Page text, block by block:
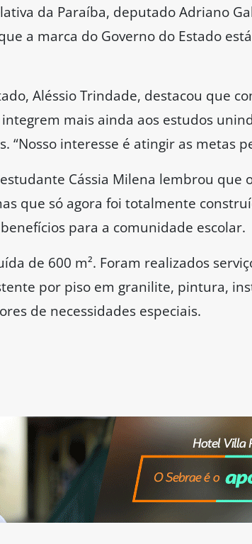
da Paraíba, deputado Adriano
a marca do Governo do Estado
Aléssio Trindade, destacou que
mais ainda aos estudos
“Nosso interesse é atingir as metas
Cássia Milena lembrou que
que só agora foi totalmente
para a comunidade escolar.
de 600 m². Foram realizados
por piso em granilite, pintura,
de necessidades especiais.